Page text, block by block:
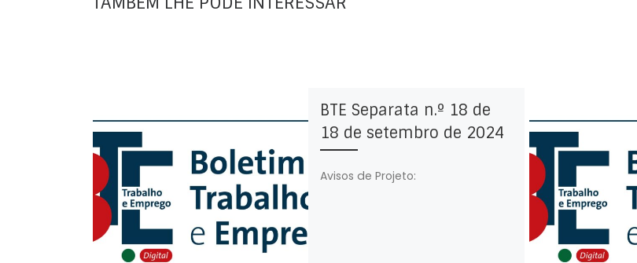
BTE Separata n.º 18 de
18 de setembro de 2024
Avisos de Projeto: